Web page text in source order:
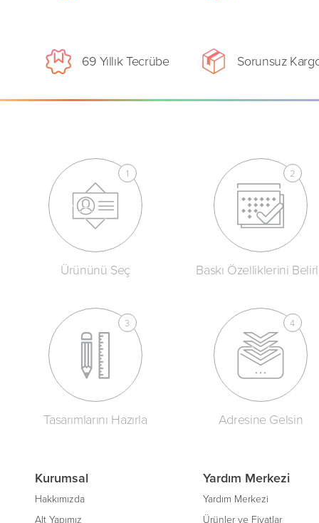
69 Yıllık Tecrübe Sorunsuz
Ürününü Seç Baskı Özelliklerini
Tasarımlarını Hazırla Adresine Gelsin
Kurumsal
Hakkımızda
Alt Yapımız
Yardım Merkezi
Yardım Merkezi
Ürünler ve Fiyatlar